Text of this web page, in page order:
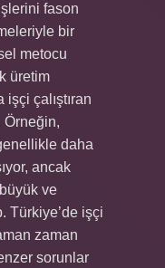
fason
bir
metocu
üretim
çalıştıran
Örneğin,
daha
ancak
ve
Türkiye’de işçi
zaman
sorunlar